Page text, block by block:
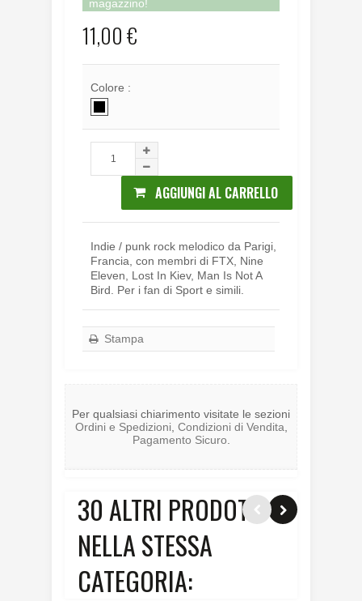
magazzino!
11,00 €
Colore :
AGGIUNGI AL CARRELLO
Indie / punk rock melodico da Parigi,
Francia, con membri di FTX, Nine
Eleven, Lost In Kiev, Man Is Not A
Bird. Per i fan di Sport e simili.
Stampa
Per qualsiasi chiarimento visitate le sezioni
Ordini e Spedizioni, Condizioni di Vendita,
Pagamento Sicuro.
30 ALTRI PRODOTTI
NELLA STESSA
CATEGORIA: